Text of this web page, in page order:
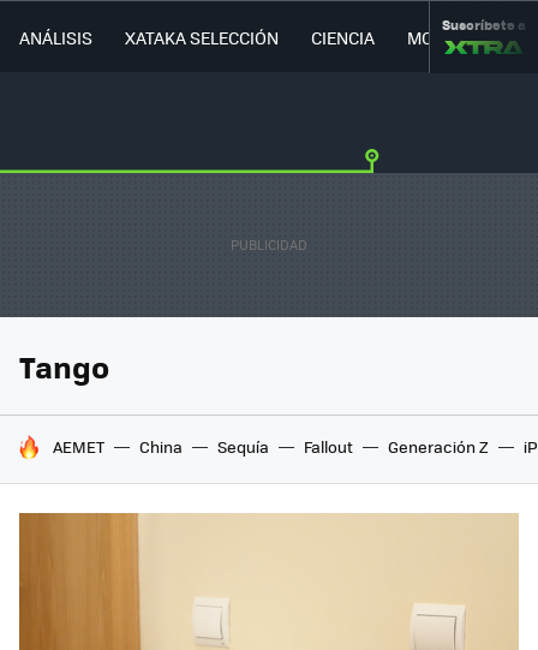
ANÁLISIS XATAKA SELECCIÓN CIENCIA MOVILIDAD
Suscríbete a
Tango
HOY SE HABLA DE
AEMET China Sequía Fallout Generación Z